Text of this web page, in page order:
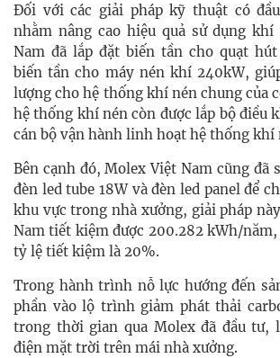
Đối với các giải pháp kỹ thuật có
nhằm nâng cao hiệu quả sử dụng
Nam đã lắp đặt biến tần cho quạt
biến tần cho máy nén khí 240kW,
lượng cho hệ thống khí nén chung của
hệ thống khí nén còn được lắp bộ điều
cán bộ vận hành linh hoạt hệ thống khí
Bên cạnh đó, Molex Việt Nam cũng đã
đèn led tube 18W và đèn led panel để
khu vực trong nhà xưởng, giải pháp
Nam tiết kiệm được 200.282 kWh/
tỷ lệ tiết kiệm là 20%.
Trong hành trình nỗ lực hướng đến
phần vào lộ trình giảm phát thải
trong thời gian qua Molex đã đầu tư,
điện mặt trời trên mái nhà xưởng.